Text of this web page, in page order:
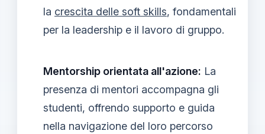
la crescita delle soft skills, fondamentali
per la leadership e il lavoro di gruppo.
Mentorship orientata all'azione: La
presenza di mentori accompagna gli
studenti, offrendo supporto e guida
nella navigazione del loro percorso